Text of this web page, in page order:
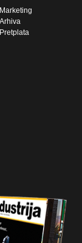
Marketing
Arhiva
Pretplata